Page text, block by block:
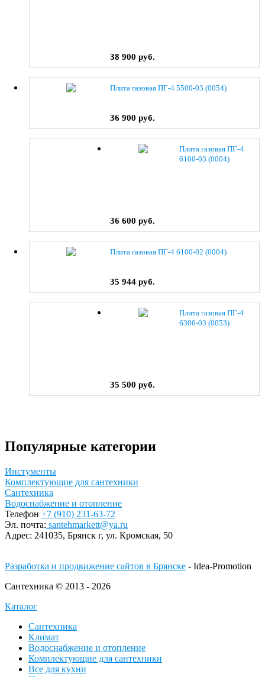
38 900 руб.
Плита газовая ПГ-4 5500-03 (0054)
36 900 руб.
Плита газовая ПГ-4
6100-03 (0004)
36 600 руб.
Плита газовая ПГ-4 6100-02 (0004)
35 944 руб.
Плита газовая ПГ-4
6300-03 (0053)
35 500 руб.
Популярные категории
Инстументы
Комплектующие для сантехники
Сантехника
Водоснабжение и отопление
Телефон +7 (910) 231-63-72
Эл. почта: santehmarkett@ya.ru
Адрес: 241035, Брянск г, ул. Кромская, 50
Разработка и продвижение сайтов в Брянске - Idea-Promotion
Сантехника © 2013 - 2026
Каталог
Сантехника
Климат
Водоснабжение и отопление
Комплектующие для сантехники
Все для кухни